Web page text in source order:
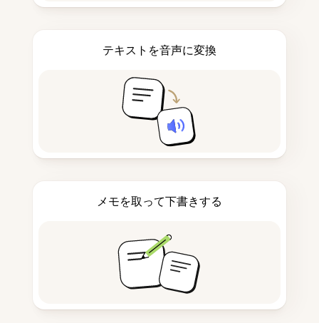
テキストを音声に変換
メモを取って下書きする